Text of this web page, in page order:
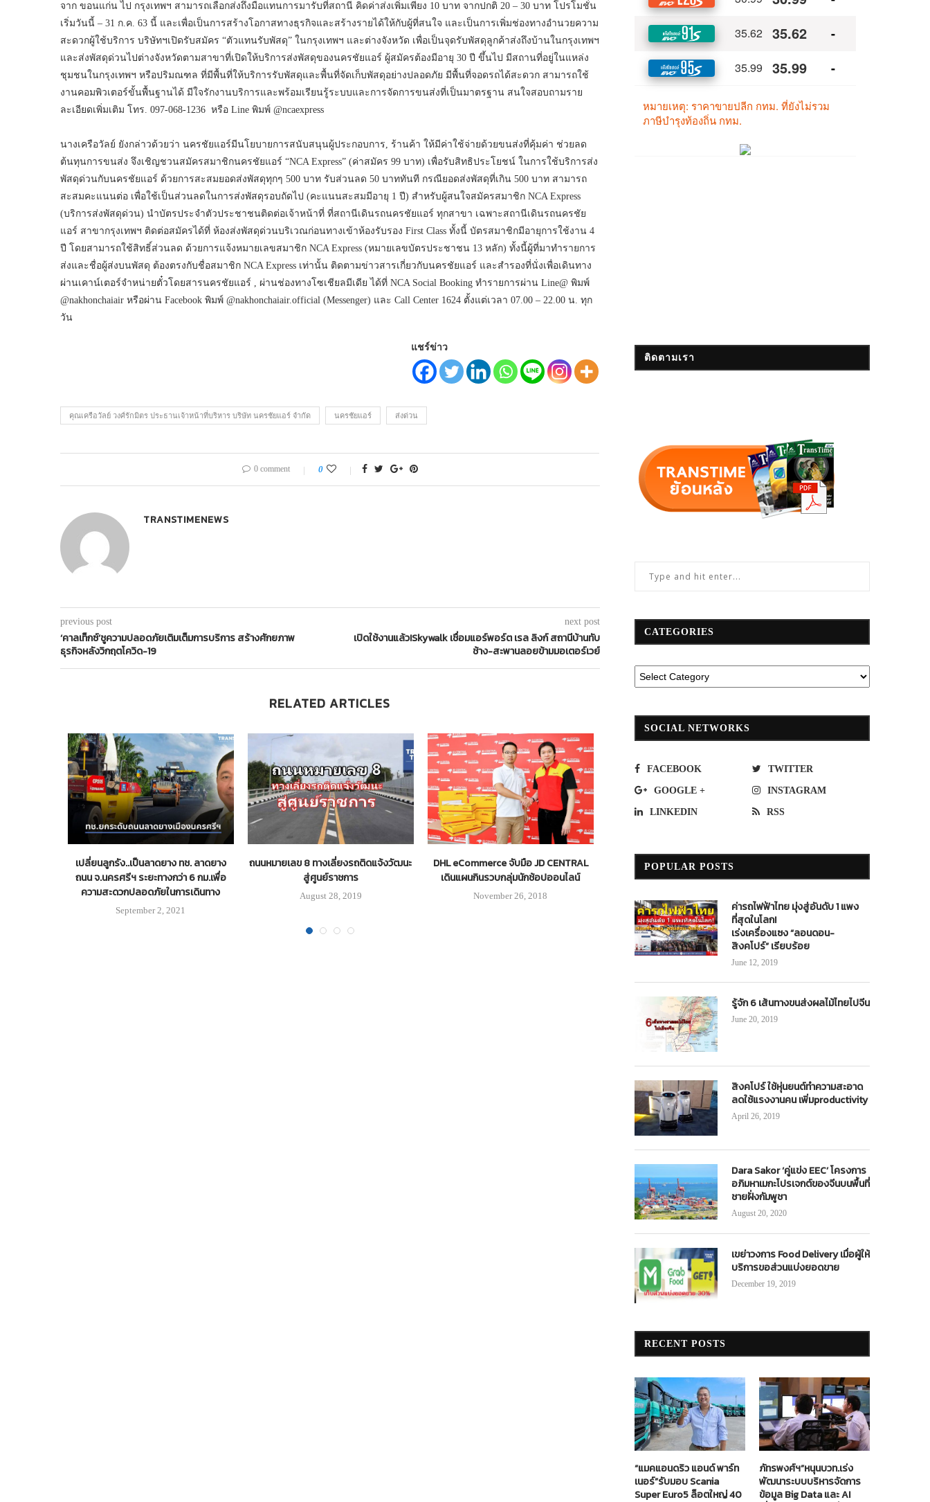
จาก ขอนแก่น ไป กรุงเทพฯ สามารถเลือกส่งถึงมือแทนการมารับที่สถานี คิดค่าส่งเพิ่มเพียง 10 บาท จากปกติ 20 – 30 บาท โปรโมชั่น
เริ่มวันนี้ – 31 ก.ค. 63 นี้ และเพื่อเป็นการสร้างโอกาสทางธุรกิจและสร้างรายได้ให้กับผู้ที่สนใจ และเป็นการเพิ่มช่องทางอำนวยความ
สะดวกผู้ใช้บริการ บริษัทฯเปิดรับสมัคร “ตัวแทนรับพัสดุ” ในกรุงเทพฯ และต่างจังหวัด เพื่อเป็นจุดรับพัสดุลูกค้าส่งถึงบ้านในกรุงเทพฯ
และส่งพัสดุด่วนไปต่างจังหวัดตามสาขาที่เปิดให้บริการส่งพัสดุของนครชัยแอร์ ผู้สมัครต้องมีอายุ 30 ปี ขึ้นไป มีสถานที่อยู่ในแหล่ง
ชุมชนในกรุงเทพฯ หรือปริมณฑล ที่มีพื้นที่ให้บริการรับพัสดุและพื้นที่จัดเก็บพัสดุอย่างปลอดภัย มีพื้นที่จอดรถได้สะดวก สามารถใช้
งานคอมพิวเตอร์ขั้นพื้นฐานได้ มีใจรักงานบริการและพร้อมเรียนรู้ระบบและการจัดการขนส่งที่เป็นมาตรฐาน สนใจสอบถามราย
ละเอียดเพิ่มเติม โทร. 097-068-1236 หรือ Line พิมพ์ @ncaexpress
นางเครือวัลย์ ยังกล่าวด้วยว่า นครชัยแอร์มีนโยบายการสนับสนุนผู้ประกอบการ, ร้านค้า ให้มีค่าใช้จ่ายด้วยขนส่งที่คุ้มค่า ช่วยลด
ต้นทุนการขนส่ง จึงเชิญชวนสมัครสมาชิกนครชัยแอร์ “NCA Express” (ค่าสมัคร 99 บาท) เพื่อรับสิทธิประโยชน์ ในการใช้บริการส่ง
พัสดุด่วนกับนครชัยแอร์ ด้วยการสะสมยอดส่งพัสดุทุกๆ 500 บาท รับส่วนลด 50 บาททันที กรณียอดส่งพัสดุที่เกิน 500 บาท สามารถ
สะสมคะแนนต่อ เพื่อใช้เป็นส่วนลดในการส่งพัสดุรอบถัดไป (คะแนนสะสมมีอายุ 1 ปี) สำหรับผู้สนใจสมัครสมาชิก NCA Express
(บริการส่งพัสดุด่วน) นำบัตรประจำตัวประชาชนติดต่อเจ้าหน้าที่ ที่สถานีเดินรถนครชัยแอร์ ทุกสาขา เฉพาะสถานีเดินรถนครชัย
แอร์ สาขากรุงเทพฯ ติดต่อสมัครได้ที่ ห้องส่งพัสดุด่วนบริเวณก่อนทางเข้าห้องรับรอง First Class ทั้งนี้ บัตรสมาชิกมีอายุการใช้งาน 4
ปี โดยสามารถใช้สิทธิ์ส่วนลด ด้วยการแจ้งหมายเลขสมาชิก NCA Express (หมายเลขบัตรประชาชน 13 หลัก) ทั้งนี้ผู้ที่มาทำรายการ
ส่งและชื่อผู้ส่งบนพัสดุ ต้องตรงกับชื่อสมาชิก NCA Express เท่านั้น ติดตามข่าวสารเกี่ยวกับนครชัยแอร์ และสำรองที่นั่งเพื่อเดินทาง
ผ่านเคาน์เตอร์จำหน่ายตั๋วโดยสารนครชัยแอร์ , ผ่านช่องทางโซเชียลมีเดีย ได้ที่ NCA Social Booking ทำรายการผ่าน Line@ พิมพ์
@nakhonchaiair หรือผ่าน Facebook พิมพ์ @nakhonchaiair.official (Messenger) และ Call Center 1624 ตั้งแต่เวลา 07.00 – 22.00 น. ทุก
วัน
แชร์ข่าว
คุณเครือวัลย์ วงศ์รักมิตร ประธานเจ้าหน้าที่บริหาร บริษัท นครชัยแอร์ จำกัด นครชัยแอร์ ส่งด่วน
0 comment 0
TRANSTIMENEWS
previous post
‘คาลเท็กซ์’ชูความปลอดภัยเติมเต็มการบริการ สร้างศักยภาพ
ธุรกิจหลังวิกฤตโควิด-19
next post
เปิดใช้งานแล้ว!Skywalk เชื่อมแอร์พอร์ต เรล ลิงก์ สถานีบ้านทับ
ช้าง-สะพานลอยข้ามมอเตอร์เวย์
RELATED ARTICLES
เปลี่ยนลูกรัง..เป็นลาดยาง ทช. ลาดยาง
ถนน จ.นครศรีฯ ระยะทางกว่า 6 กม.เพื่อ
ความสะดวกปลอดภัยในการเดินทาง
September 2, 2021
ถนนหมายเลข 8 ทางเลี่ยงรถติดแจ้งวัฒนะ
สู่ศูนย์ราชการ
August 28, 2019
DHL eCommerce จับมือ JD CENTRAL
เดินแผนกินรวบกลุ่มนักช้อปออนไลน์
November 26, 2018
สปข. ประกาศชื่อ ดร.ก้อง นั่งแท่นเก้าอี้นา
ยกฯ ต่ออีก 2 ปี
101 สาย อ.ร้องกวาง – น่าน...
ติดตามเรา
CATEGORIES
SOCIAL NETWORKS
FACEBOOK TWITTER
GOOGLE + INSTAGRAM
LINKEDIN RSS
POPULAR POSTS
ค่ารถไฟฟ้าไทย มุ่งสู่อันดับ 1 แพง
ที่สุดในโลก!
เร่งเครื่องแซง “ลอนดอน-
สิงคโปร์” เรียบร้อย
June 12, 2019
รู้จัก 6 เส้นทางขนส่งผลไม้ไทยไปจีน
June 20, 2019
สิงคโปร์ ใช้หุ่นยนต์ทำความสะอาด
ลดใช้แรงงานคน เพิ่มproductivity
April 26, 2019
Dara Sakor ‘คู่แข่ง EEC’ โครงการ
อภิมหาเมกะโปรเจกต์ของจีนบนพื้นที่
ชายฝั่งกัมพูชา
August 20, 2020
เขย่าวงการ Food Delivery เมื่อผู้ให้
บริการขอส่วนแบ่งยอดขาย
December 19, 2019
RECENT POSTS
“แมคแอนดริว แอนด์ พาร์ท
เนอร์”รับมอบ Scania
Super Euro5 ล็อตใหญ่ 40
ภัทรพงศ์ฯ”หนุนบวท.เร่ง
พัฒนาระบบบริหารจัดการ
ข้อมูล Big Data และ AI